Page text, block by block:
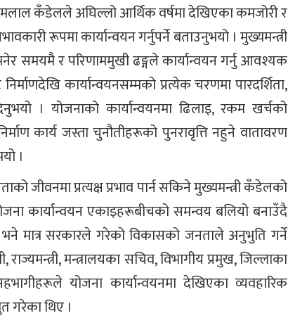
कँडेलले अघिल्लो आर्थिक वर्षमा देखिएका कमजोरी र
रूपमा कार्यान्वयन गर्नुपर्ने बताउनुभयो । मुख्यमन्त्री
समयमै र परिणाममुखी ढङ्गले कार्यान्वयन गर्नु आवश्यक
कार्यान्वयनसम्मको प्रत्येक चरणमा पारदर्शिता,
। योजनाको कार्यान्वयनमा ढिलाइ, रकम खर्चको
कार्य जस्ता चुनौतीहरूको पुनरावृत्ति नहुने वातावरण
।
जीवनमा प्रत्यक्ष प्रभाव पार्न सकिने मुख्यमन्त्री कँडेलको
कार्यान्वयन एकाइहरूबीचको समन्वय बलियो बनाउँदै
मात्र सरकारले गरेको विकासको जनताले अनुभुति गर्ने
राज्यमन्त्री, मन्त्रालयका सचिव, विभागीय प्रमुख, जिल्लाका
योजना कार्यान्वयनमा देखिएका व्यवहारिक
गरेका थिए ।